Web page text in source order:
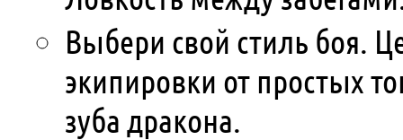
Выбери свой стиль боя.
экипировки от простых
зуба дракона.